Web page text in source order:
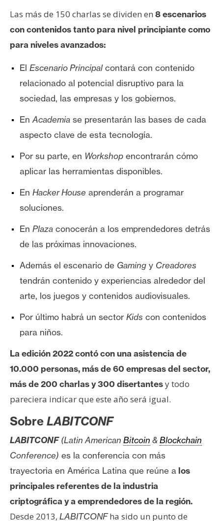
o
s
C
n
t
c
t
y
P
u
b
l
i
c
i
d
Las más de 150 charlas se dividen en 8 escenarios
con contenidos tanto para nivel principiante como
para niveles avanzados:
El Escenario Principalcontará con contenido
relacionado al potencial disruptivo para la
sociedad, las empresas y los gobiernos.
En Academia se presentarán las bases de cada
aspecto clave de esta tecnología.
Por su parte, en Workshop encontrarán cómo
aplicar las herramientas disponibles.
En Hacker House aprenderán a programar
soluciones.
En Plaza conocerán a los emprendedores detrás
de las próximas innovaciones.
Además el escenario de Gaming y Creadores
tendrán contenido y experiencias alrededor del
arte, los juegos y contenidos audiovisuales.
Por último habrá un sector Kids con contenidos
para niños.
La edición 2022 contó con una asistencia de
10.000 personas, más de 60 empresas del sector,
más de 200 charlas y 300 disertantesy todo
pareciera indicar que este año será igual.
Sobre LABITCONF
LABITCONF (Latin American Bitcoin &Blockchain
Conference) es la conferencia con más
trayectoria en América Latina que reúne a los
principales referentes de la industria
criptográfica y a emprendedores de la región.
Desde 2013, LABITCONFha sido un punto de